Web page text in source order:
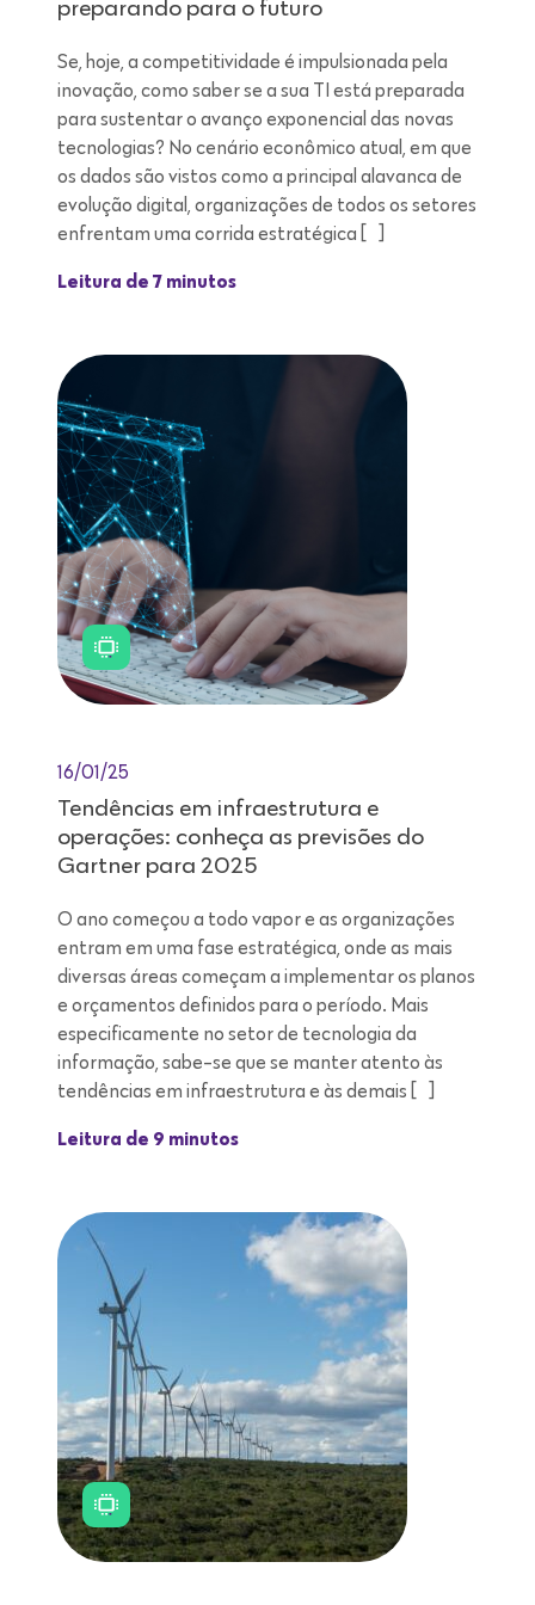
preparando para o futuro
Se, hoje, a competitividade é impulsionada pela
inovação, como saber se a sua TI está preparada
para sustentar o avanço exponencial das novas
tecnologias? No cenário econômico atual, em que
os dados são vistos como a principal alavanca de
evolução digital, organizações de todos os setores
enfrentam uma corrida estratégica […]
Leitura de 7 minutos
16/01/25
Tendências em infraestrutura e
operações: conheça as previsões do
Gartner para 2025
O ano começou a todo vapor e as organizações
entram em uma fase estratégica, onde as mais
diversas áreas começam a implementar os planos
e orçamentos definidos para o período. Mais
especificamente no setor de tecnologia da
informação, sabe-se que se manter atento às
tendências em infraestrutura e às demais […]
Leitura de 9 minutos